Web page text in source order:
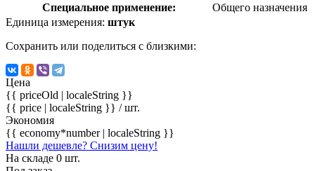
Специальное применение:
Общего назначения
Единица измерения: штук
Сохранить или поделиться с близкими:
Цена
{{ priceOld | localeString }}
{{ price | localeString }} / шт.
Экономия
{{ economy*number | localeString }}
Нашли дешевле? Снизим цену!
На складе 0 шт.